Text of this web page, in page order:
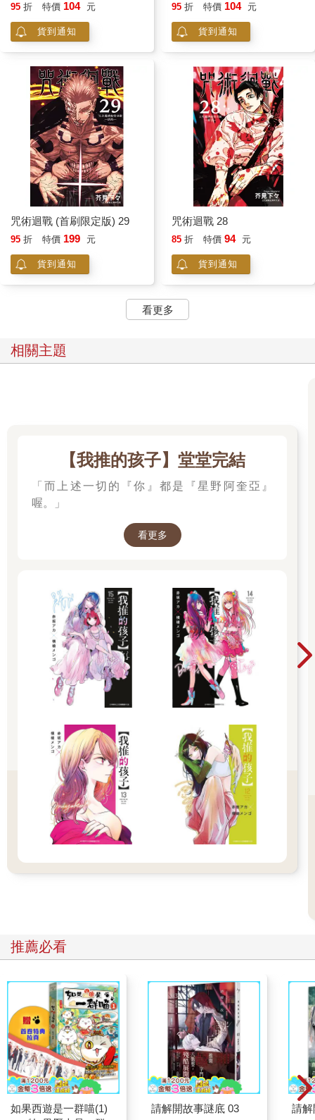
95 折 特價 104 元
貨到通知
95 折 特價 104 元
貨到通知
咒術迴戰 (首刷限定版) 29
95 折 特價 199 元
貨到通知
咒術迴戰 28
85 折 特價 94 元
貨到通知
看更多
相關主題
【我推的孩子】堂堂完結
「而上述一切的『你』都是『星野阿奎亞』
喔。」
看更多
推薦必看
如果西遊是一群喵(1)
請解開故事謎底 03 請解